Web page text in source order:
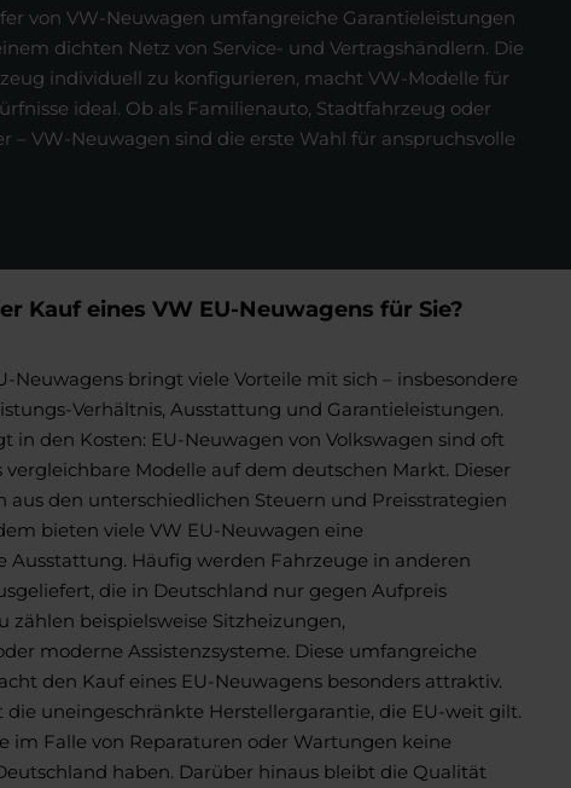
von VW-Neuwagen umfangreiche Garantieleistungen
dichten Netz von Service- und Vertragshändlern. Die
individuell zu konfigurieren, macht VW-Modelle für
ideal. Ob als Familienauto, Stadtfahrzeug oder
– VW-Neuwagen sind die erste Wahl für anspruchsvolle
Kauf eines VW EU-Neuwagens für Sie?
Neuwagens bringt viele Vorteile mit sich – insbesondere
Verhältnis, Ausstattung und Garantieleistungen.
in den Kosten: EU-Neuwagen von Volkswagen sind oft
Modelle auf dem deutschen Markt. Dieser
aus den unterschiedlichen Steuern und Preisstrategien
bieten viele VW EU-Neuwagen eine
Ausstattung. Häufig werden Fahrzeuge in anderen
die in Deutschland nur gegen Aufpreis
zählen beispielsweise Sitzheizungen,
moderne Assistenzsysteme. Diese umfangreiche
den Kauf eines EU-Neuwagens besonders attraktiv.
die uneingeschränkte Herstellergarantie, die EU-weit gilt.
im Falle von Reparaturen oder Wartungen keine
haben. Darüber hinaus bleibt die Qualität